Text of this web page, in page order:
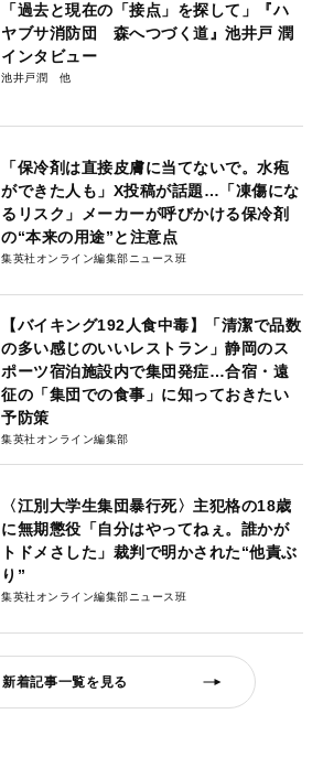
「過去と現在の「接点」を探して」『ハ
ヤブサ消防団 森へつづく道』池井戸 潤
インタビュー
池井戸潤
「保冷剤は直接皮膚に当てないで。水疱
ができた人も」X投稿が話題…「凍傷にな
るリスク」メーカーが呼びかける保冷剤
の“本来の用途”と注意点
集英社オンライン編集部ニュース班
【バイキング192人食中毒】「清潔で品数
の多い感じのいいレストラン」静岡のス
ポーツ宿泊施設内で集団発症…合宿・遠
征の「集団での食事」に知っておきたい
予防策
集英社オンライン編集部
〈江別大学生集団暴行死〉主犯格の18歳
に無期懲役「自分はやってねぇ。誰かが
トドメさした」裁判で明かされた“他責ぶ
り”
集英社オンライン編集部ニュース班
新着記事一覧を見る